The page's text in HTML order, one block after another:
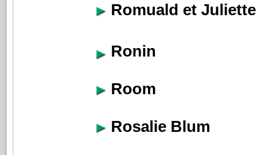
Romuald et Juliette
Ronin
Room
Rosalie Blum